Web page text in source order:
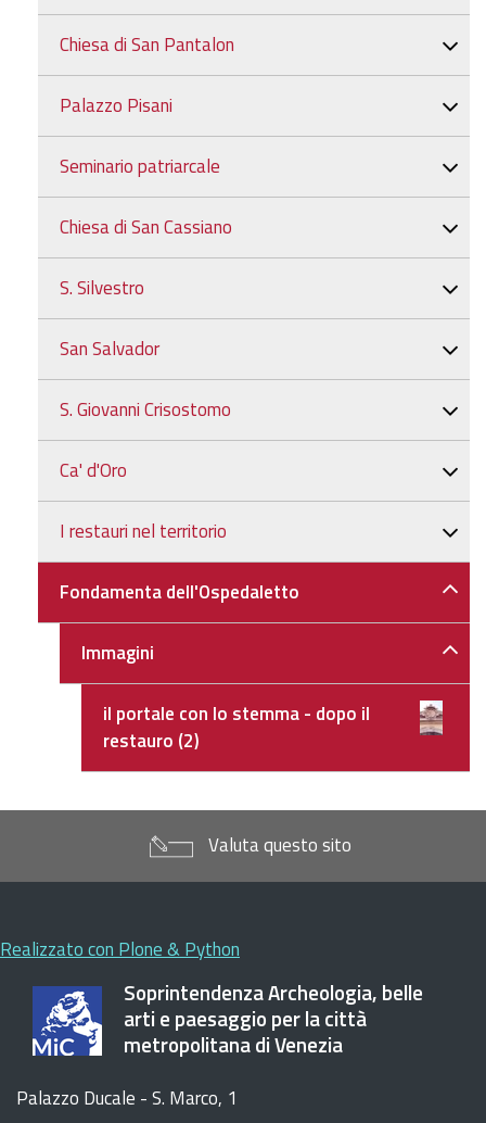
Chiesa di San Pantalon
Palazzo Pisani
Seminario patriarcale
Chiesa di San Cassiano
S. Silvestro
San Salvador
S. Giovanni Crisostomo
Ca' d'Oro
I restauri nel territorio
Fondamenta dell'Ospedaletto
Immagini
il portale con lo stemma - dopo il
restauro (2)
Valuta questo sito
Realizzato con Plone & Python
Soprintendenza Archeologia, belle
arti e paesaggio per la città
metropolitana di Venezia
Palazzo Ducale - S. Marco, 1